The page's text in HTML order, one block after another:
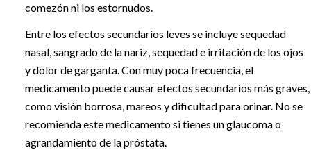
comezón ni los estornudos.
Entre los efectos secundarios leves se incluye sequedad
nasal, sangrado de la nariz, sequedad e irritación de los ojos
y dolor de garganta. Con muy poca frecuencia, el
medicamento puede causar efectos secundarios más graves,
como visión borrosa, mareos y dificultad para orinar. No se
recomienda este medicamento si tienes un glaucoma o
agrandamiento de la próstata.